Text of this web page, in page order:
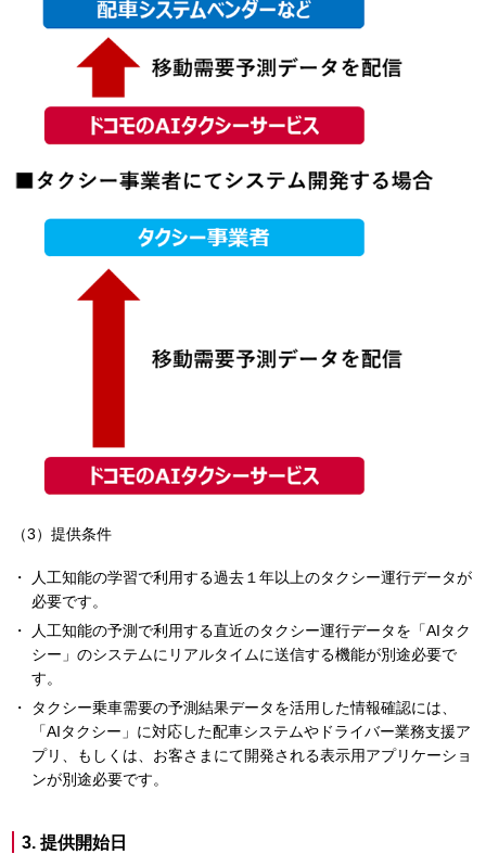
（3）提供条件
人工知能の学習で利用する過去１年以上のタクシー運行データが
必要です。
人工知能の予測で利用する直近のタクシー運行データを「AIタク
シー」のシステムにリアルタイムに送信する機能が別途必要で
す。
タクシー乗車需要の予測結果データを活用した情報確認には、
「AIタクシー」に対応した配車システムやドライバー業務支援ア
プリ、もしくは、お客さまにて開発される表示用アプリケーショ
ンが別途必要です。
3. 提供開始日